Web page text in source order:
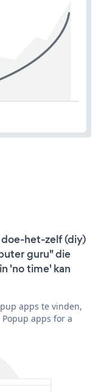
het-zelf (diy)
guru" die
'no time' kan
apps te vinden,
apps for a